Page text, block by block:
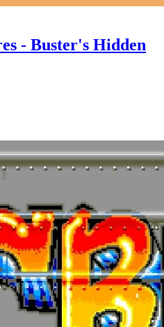
- Buster's Hidden